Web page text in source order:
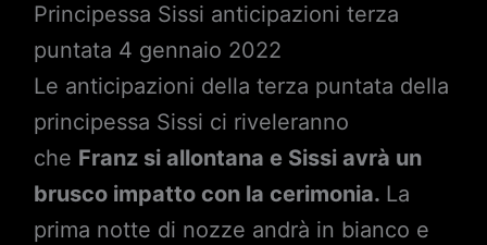
Principessa Sissi anticipazioni terza
puntata 4 gennaio 2022
Le anticipazioni della terza puntata della
principessa Sissi ci riveleranno
che Franz si allontana e Sissi avrà un
brusco impatto con la cerimonia. La
prima notte di nozze andrà in bianco e